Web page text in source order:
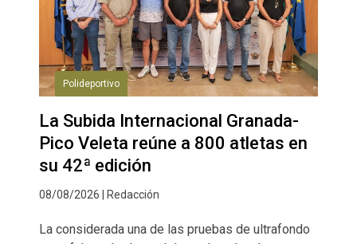
Polideportivo
La Subida Internacional Granada-
Pico Veleta reúne a 800 atletas en
su 42ª edición
08/08/2026 | Redacción
La considerada una de las pruebas de ultrafondo